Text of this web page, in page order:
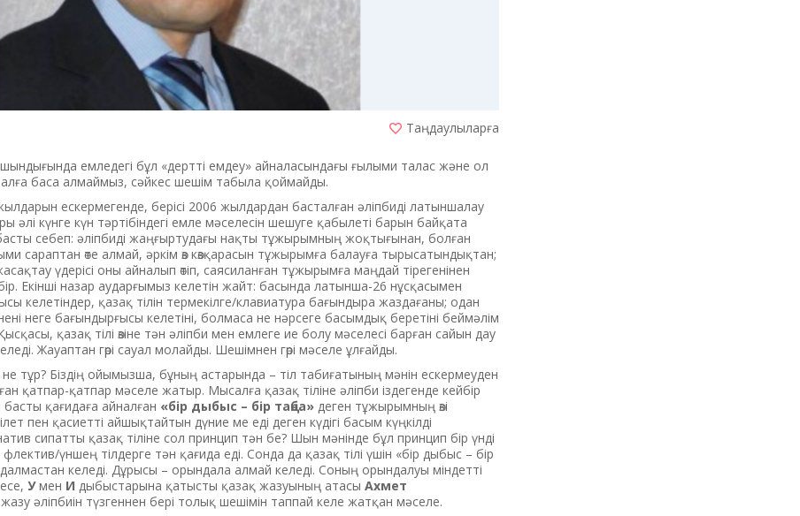
Таңдаулыларға
емледегі бұл «дертті емдеу» айналасындағы ғылыми талас және ол
баса алмаймыз, сәйкес шешім табыла қоймайды.
ескермегенде, берісі 2006 жылдардан басталған әліпбиді латыншалау
әлі күнге күн тәртібіндегі емле мәселесін шешуге қабылеті барын байқата
себеп: әліпбиді жаңғыртудағы нақты тұжырымның жоқтығынан, болған
сараптан өте алмай, әркім өз көзқарасын тұжырымға балауға тырысатындықтан;
үдерісі оны айналып өтіп, саясиланған тұжырымға маңдай тірегенінен
Екінші назар аударғымыз келетін жайт: басында латынша-26 нұсқасымен
келетіндер, қазақ тілін термекілге/клавиатура бағындыра жаздағаны; одан
неге бағындырғысы келетіні, болмаса не нәрсеге басымдық беретіні беймәлім
қазақ тілі өзіне тән әліпби мен емлеге ие болу мәселесі барған сайын дау
Жауаптан гөрі сауал молайды. Шешімнен гөрі мәселе ұлғайды.
тұр? Біздің ойымызша, бұның астарында – тіл табиғатының мәнін ескермеуден
қатпар-қатпар мәселе жатыр. Мысалға қазақ тіліне әліпби іздегенде кейбір
қағидаға айналған «бір дыбыс – бір таңба» деген тұжырымның өзі
пен қасиетті айшықтайтын дүние ме еді деген күдігі басым күңкілді
сипатты қазақ тіліне сол принцип тән бе? Шын мәнінде бұл принцип бір үнді
үншең тілдерге тән қағида еді. Сонда да қазақ тілі үшін «бір дыбыс – бір
келеді. Дұрысы – орындала алмай келеді. Соның орындалуы міндетті
Умен И дыбыстарына қатысты қазақ жазуының атасы Ахмет
жазу әліпбиін түзгеннен бері толық шешімін таппай келе жатқан мәселе.